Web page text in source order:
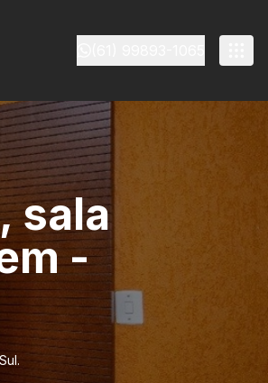
sala
-